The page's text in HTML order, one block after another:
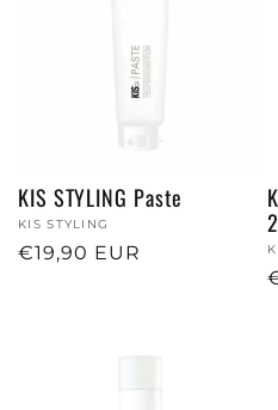
KIS STYLING Paste
Anbieter:
KIS STYLING
Normaler
€19,90 EUR